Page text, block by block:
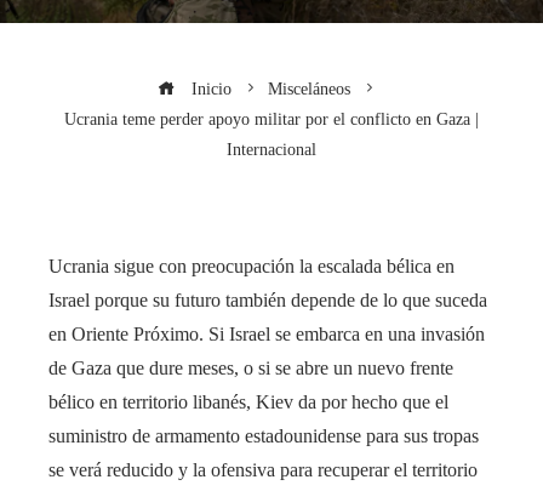
Inicio
Misceláneos
Ucrania teme perder apoyo militar por el conflicto en Gaza |
Internacional
Ucrania sigue con preocupación la escalada bélica en
Israel porque su futuro también depende de lo que suceda
en Oriente Próximo. Si Israel se embarca en una invasión
de Gaza que dure meses, o si se abre un nuevo frente
bélico en territorio libanés, Kiev da por hecho que el
suministro de armamento estadounidense para sus tropas
se verá reducido y la ofensiva para recuperar el territorio